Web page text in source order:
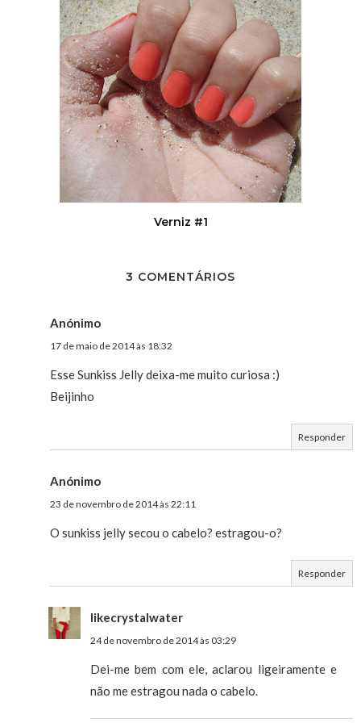
Verniz #1
3 COMENTÁRIOS
Anónimo
17 de maio de 2014 às 18:32
Esse Sunkiss Jelly deixa-me muito curiosa :)
Beijinho
Responder
Anónimo
23 de novembro de 2014 às 22:11
O sunkiss jelly secou o cabelo? estragou-o?
Responder
likecrystalwater
24 de novembro de 2014 às 03:29
Dei-me bem com ele, aclarou ligeiramente e
não me estragou nada o cabelo.